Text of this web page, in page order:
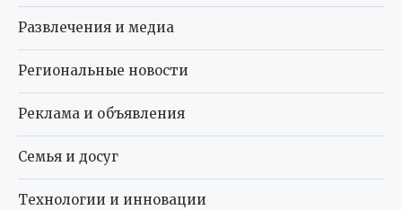
Развлечения и медиа
Региональные новости
Реклама и объявления
Семья и досуг
Технологии и инновации